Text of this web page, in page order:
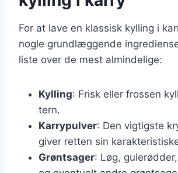
For at lave en klassisk kylling i
nogle grundlæggende
liste over de mest almindelige:
Kylling: Frisk eller frossen
tern.
Karrypulver: Den vigtigste
giver retten sin
Grøntsager: Løg,